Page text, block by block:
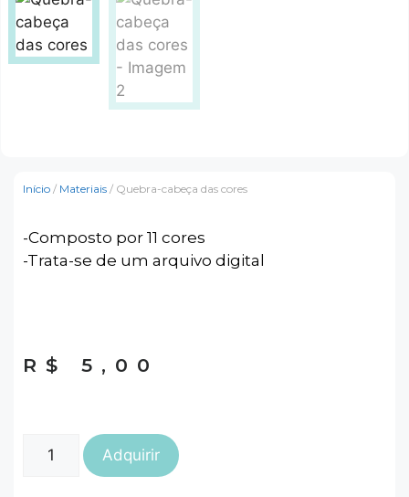
Início / Materiais / Quebra-cabeça das cores
-Composto por 11 cores
-Trata-se de um arquivo digital
R$ 5,00
Adquirir